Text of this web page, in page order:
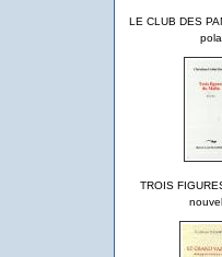
LE CLUB DES
TROIS